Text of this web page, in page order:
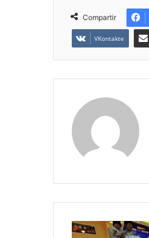
Compartir
VKontakte